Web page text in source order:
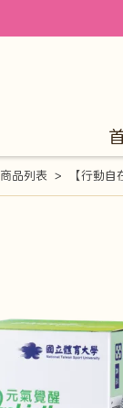
商品列表 【行動